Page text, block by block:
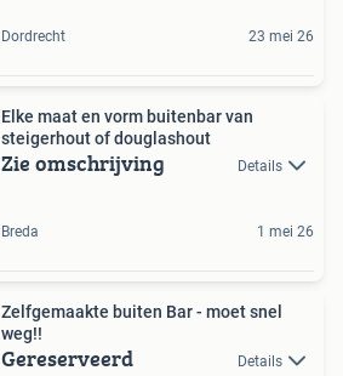
Dordrecht 23 mei 26
Elke maat en vorm buitenbar van
steigerhout of douglashout
Zie omschrijving Details
Breda 1 mei 26
Zelfgemaakte buiten Bar - moet snel
weg!!
Gereserveerd Details